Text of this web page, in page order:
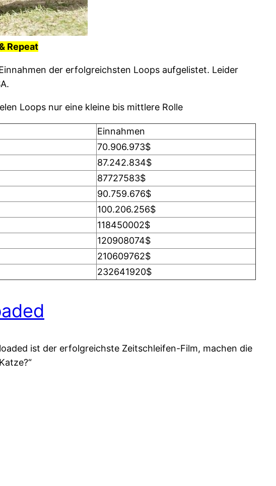
Repeat
der erfolgreichsten Loops aufgelistet. Leider
Loops nur eine kleine bis mittlere Rolle
Einnahmen
70.906.973$
87.242.834$
87727583$
90.759.676$
100.206.256$
118450002$
120908074$
210609762$
232641920$
ist der erfolgreichste Zeitschleifen-Film, machen die